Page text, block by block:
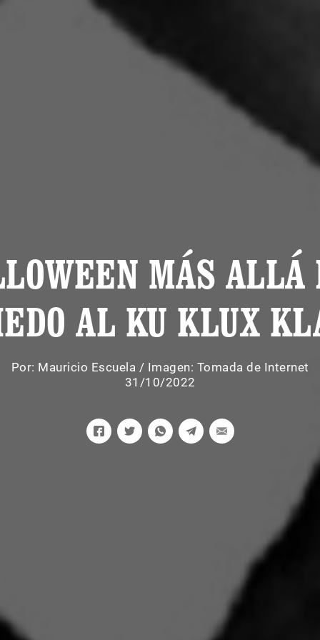
MÁS ALLÁ
AL KU KLUX
Por: Mauricio Escuela / Imagen: Tomada de Internet
31/10/2022